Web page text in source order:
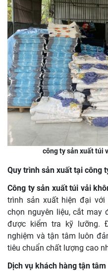
công ty sản xuất túi
Quy trình sản xuất tại công
Công ty sản xuất túi vải
trình sản xuất hiện đại với
chọn nguyên liệu, cắt may
được kiểm tra kỹ lưỡng.
nghiệm và tận tâm luôn
tiêu chuẩn chất lượng cao
Dịch vụ khách hàng tận tâm